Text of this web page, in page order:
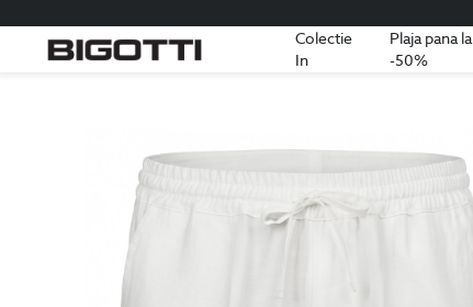
Colectie
In
Plaja pana la
-50%